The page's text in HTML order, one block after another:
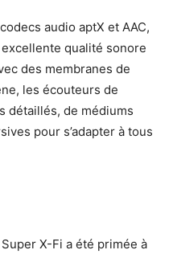
audio aptX et AAC,
qualité sonore
des membranes de
les écouteurs de
détaillés, de médiums
pour s’adapter à tous
X-Fi a été primée à